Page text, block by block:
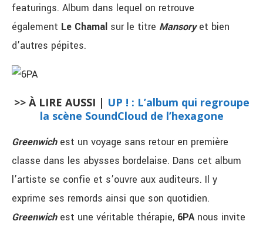
featurings. Album dans lequel on retrouve
également Le Chamal sur le titre Mansoryet bien
d’autres pépites.
>> À LIRE AUSSI | UP ! : L’album qui regroupe
la scène SoundCloud de l’hexagone
Greenwichest un voyage sans retour en première
classe dans les abysses bordelaise. Dans cet album
l’artiste se confie et s’ouvre aux auditeurs. Il y
exprime ses remords ainsi que son quotidien.
Greenwichest une véritable thérapie, 6PAnous invite